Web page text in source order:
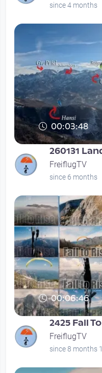
since 4 months
00:03:48
260131
FreiflugTV
since 6 months
00:06:46
2425 Fall
FreiflugTV
since 8 months